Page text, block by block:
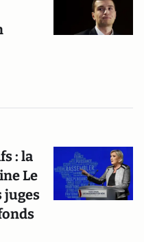
: la
Le
juges